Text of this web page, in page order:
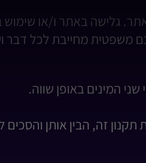
גלישה באתר ו/או שימוש
משפטית מחייבת לכל דבר
המינים באופן שווה.
זה, הבין אותן והסכים